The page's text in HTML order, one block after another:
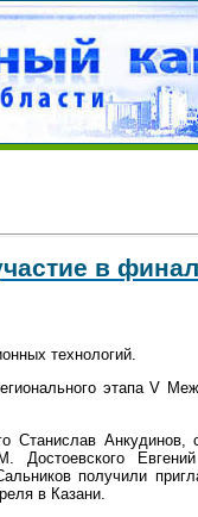
в
технологий.
этапа V
Станислав Анкудинов,
получили
в Казани.